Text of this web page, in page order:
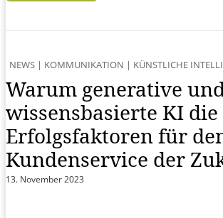
NEWS | KOMMUNIKATION | KÜNSTLICHE
Warum generative
wissensbasierte KI
Erfolgsfaktoren für
Kundenservice der
13. November 2023